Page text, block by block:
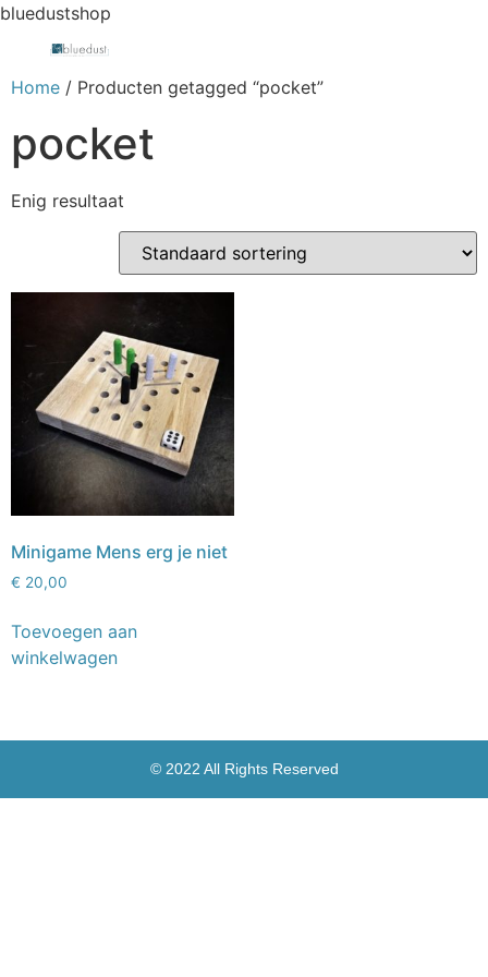
bluedustshop
Home / Producten getagged “pocket”
pocket
Enig resultaat
Minigame Mens erg je niet
€ 20,00
Toevoegen aan
winkelwagen
© 2022 All Rights Reserved